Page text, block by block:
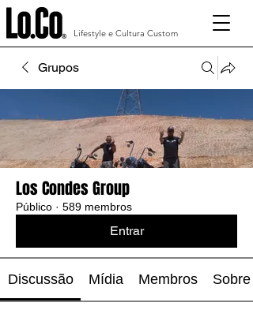
Lifestyle e Cultura Custom
Grupos
Los Condes Group
Público · 589 membros
Entrar
Discussão Mídia Membros Sobre